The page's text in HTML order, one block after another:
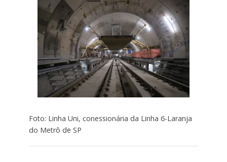
Foto: Linha Uni, conessionária da Linha 6-Laranja
do Metrô de SP